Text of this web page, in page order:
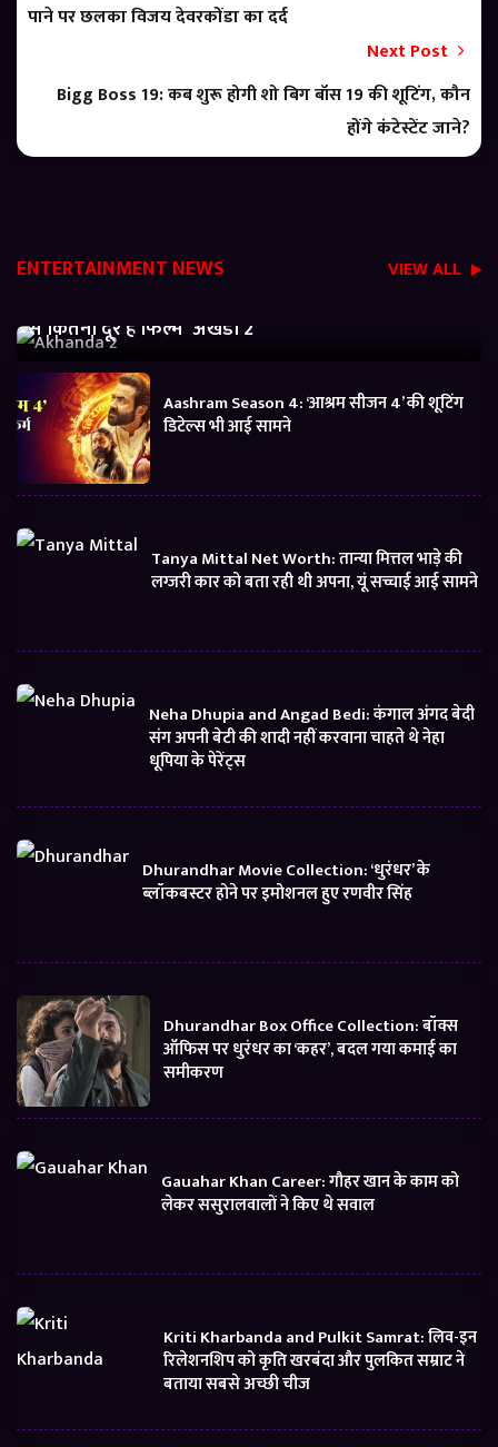
पाने पर छलका विजय देवरकोंडा का दर्द
Next Post
Bigg Boss 19: कब शुरू होगी शो बिग बॉस 19 की शूटिंग, कौन
होंगे कंटेस्टेंट जाने?
ENTERTAINMENT NEWS VIEW ALL
से कितनी दूर है फिल्म ‘अखंडा 2’
Aashram Season 4: ‘आश्रम सीजन 4’ की शूटिंग
डिटेल्स भी आई सामने
Tanya Mittal Net Worth: तान्या मित्तल भाड़े की
लग्जरी कार को बता रही थी अपना, यूं सच्चाई आई सामने
Neha Dhupia and Angad Bedi: कंगाल अंगद बेदी
संग अपनी बेटी की शादी नहीं करवाना चाहते थे नेहा
धूपिया के पेरेंट्स
Dhurandhar Movie Collection: ‘धुरंधर’ के
ब्लॉकबस्टर होने पर इमोशनल हुए रणवीर सिंह
Dhurandhar Box Office Collection: बॉक्स
ऑफिस पर धुरंधर का ‘कहर’, बदल गया कमाई का
समीकरण
Gauahar Khan Career: गौहर खान के काम को
लेकर ससुरालवालों ने किए थे सवाल
Kriti Kharbanda and Pulkit Samrat: लिव-इन
रिलेशनशिप को कृति खरबंदा और पुलकित सम्राट ने
बताया सबसे अच्छी चीज